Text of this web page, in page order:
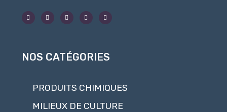
NOS CATÉGORIES
PRODUITS CHIMIQUES
MILIEUX DE CULTURE